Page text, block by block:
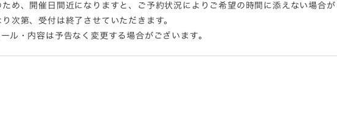
め、開催日間近になりますと、ご予約状況によりご希望の時間に添えない場合
次第、受付は終了させていただきます。
ル・内容は予告なく変更する場合がございます。